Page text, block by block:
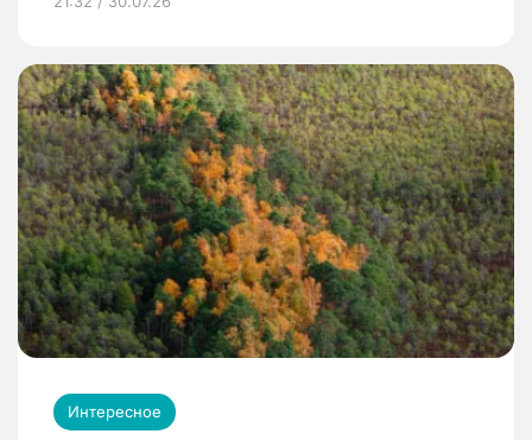
Интересное